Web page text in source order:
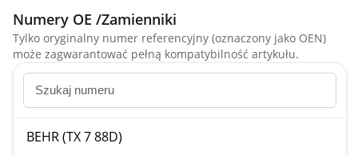
Numery OE /Zamienniki
Tylko oryginalny numer referencyjny (oznaczony jako OEN)
może zagwarantować pełną kompatybilność artykułu.
BEHR (TX 7 88D)